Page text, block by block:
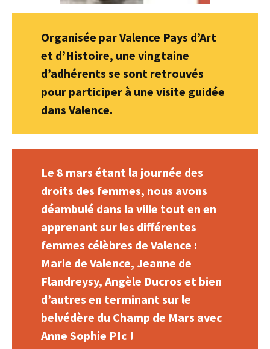
Organisée par Valence Pays d’Art
et d’Histoire, une vingtaine
d’adhérents se sont retrouvés
pour participer à une visite guidée
dans Valence.
Le 8 mars étant la journée des
droits des femmes, nous avons
déambulé dans la ville tout en en
apprenant sur les différentes
femmes célèbres de Valence :
Marie de Valence, Jeanne de
Flandreysy, Angèle Ducros et bien
d’autres en terminant sur le
belvédère du Champ de Mars avec
Anne Sophie PIc !